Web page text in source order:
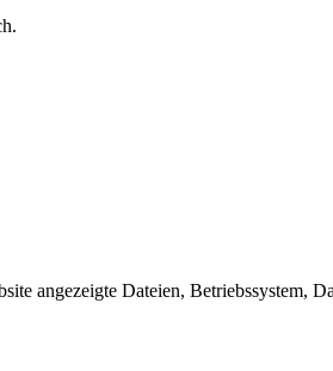
angezeigte Dateien, Betriebssystem,